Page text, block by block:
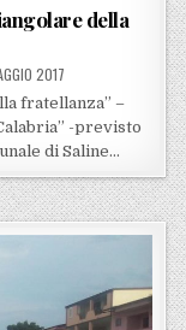
della
ON2017
fratellanza” –
-previsto
di Saline…